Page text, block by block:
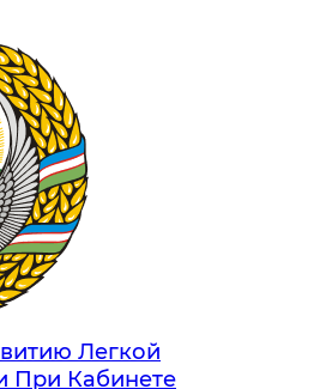
Легкой
При Кабинете